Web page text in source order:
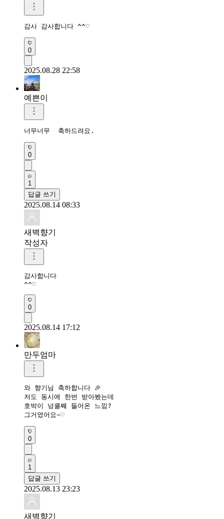
감사 감사합니다 ^^♡
0
2025.08.28 22:58
예쁜이
너무너무  축하드려요.
0
1
답글 쓰기
2025.08.14 08:33
새벽향기
작성자
감사합니다
^^♡
0
2025.08.14 17:12
만두엄마
와 향기님 축하합니다 🎉
저도 동시에 한번 받아봤는데
호박이 넝쿨째 들어온 느낌?
그거였어요~♡
0
1
답글 쓰기
2025.08.13 23:23
새벽향기